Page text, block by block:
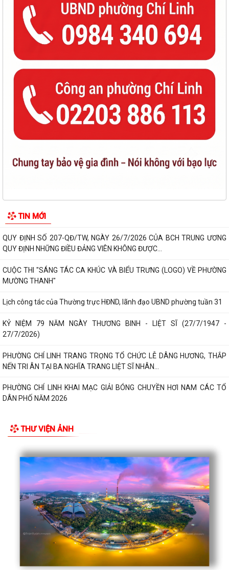
TIN MỚI
96 NĂM – CHẶNG ĐƯỜNG VẺ VANG, TỰ HÀO CỦA CÔNG TÁC TUYÊN
GIÁO CỦA ĐẢNG
THÔNG BÁO Niêm yết công khai kết quả rà soát các đối tượng thuộc
hộ nghèo, hộ cận nghèo, hộ thoát...
TÍCH CỰC THAM GIA CHUYỂN ĐỔI SỐ, THANH TOÁN KHÔNG DÙNG
TIỀN MẶT VÀ BẢN ĐỒ ẨM THỰC SỐ HẢI PHÒNG –...
CHUYỂN ĐỔI SỐ – ĐỘNG LỰC XÂY DỰNG CHÍNH QUYỀN PHỤC VỤ, XÃ
HỘI VĂN MINH, HIỆN ĐẠI
HĐND PHƯỜNG CHÍ LINH KHÓA II TỔ CHỨC THÀNH CÔNG KỲ HỌP THỨ
TẬP, QUÁN TRIỆT VÀ TRIỂN KHAI THỰC HIỆN NGHỊ...
QUY ĐỊNH SỐ 207-QĐ/TW, NGÀY 26/7/2026 CỦA BCH TRUNG ƯƠNG
QUY ĐỊNH NHỮNG ĐIỀU ĐẢNG VIÊN KHÔNG ĐƯỢC...
CUỘC THI "SÁNG TÁC CA KHÚC VÀ BIỂU TRƯNG (LOGO) VỀ PHƯỜNG
MƯỜNG THANH"
Lịch công tác của Thường trực HĐND, lãnh đạo UBND phường tuần 31
KỶ NIỆM 79 NĂM NGÀY THƯƠNG BINH - LIỆT SĨ (27/7/1947 -
27/7/2026)
PHƯỜNG CHÍ LINH TRANG TRỌNG TỔ CHỨC LỄ DÂNG HƯƠNG, THẮP
NẾN TRI ÂN TẠI BA NGHĨA TRANG LIỆT SĨ NHÂN...
PHƯỜNG CHÍ LINH KHAI MẠC GIẢI BÓNG CHUYỀN HƠI NAM CÁC TỔ
DÂN PHỐ NĂM 2026
NIỆM 79 NĂM NGÀY THƯƠNG BINH – LIỆT SĨ
QUYẾT ĐỊNH Về việc bổ nhiệm vào chức danh nghề nghiệp và xếp
lương đối với viên chức trúng tuyển kỳ...
THÔNG BÁO VỀ VIỆC CÔNG KHAI SỐ ĐIỆN THOẠI ĐƯỜNG DÂY NÓNG
VÀ CỔNG THÔNG TIN ĐIỆN TỬ TIẾP NHẬN THÔNG...
THƯỜNG TRỰC ĐẢNG ỦY PHƯỜNG CHÍ LINH THĂM, TẶNG QUÀ NGƯỜI
CÓ CÔNG NHÂN DỊP KỶ NIỆM 79 NĂM NGÀY...
LỄ DÂNG HƯƠNG, THẮP NẾN TRI ÂN CÁC ANH HÙNG LIỆT SĨ KỶ NIỆM
79 NĂM NGÀY THƯƠNG BINH - LIỆT SĨ...
THƯ VIỆN ẢNH